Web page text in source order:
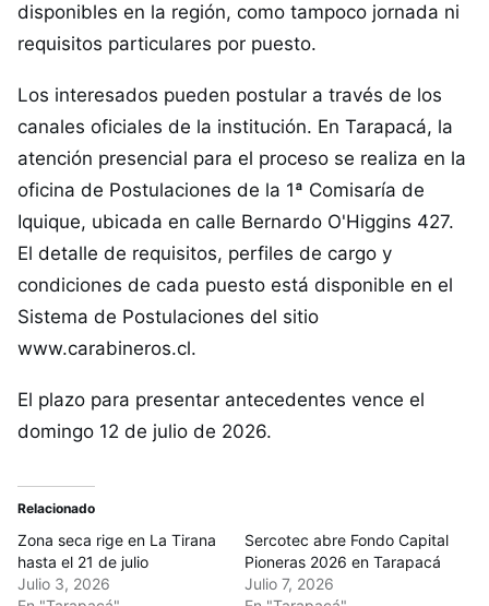
disponibles en la región, como tampoco jornada ni
requisitos particulares por puesto.
Los interesados pueden postular a través de los
canales oficiales de la institución. En Tarapacá, la
atención presencial para el proceso se realiza en la
oficina de Postulaciones de la 1ª Comisaría de
Iquique, ubicada en calle Bernardo O'Higgins 427.
El detalle de requisitos, perfiles de cargo y
condiciones de cada puesto está disponible en el
Sistema de Postulaciones del sitio
www.carabineros.cl.
El plazo para presentar antecedentes vence el
domingo 12 de julio de 2026.
Relacionado
Zona seca rige en La Tirana
hasta el 21 de julio
Julio 3, 2026
Sercotec abre Fondo Capital
Pioneras 2026 en Tarapacá
Julio 7, 2026